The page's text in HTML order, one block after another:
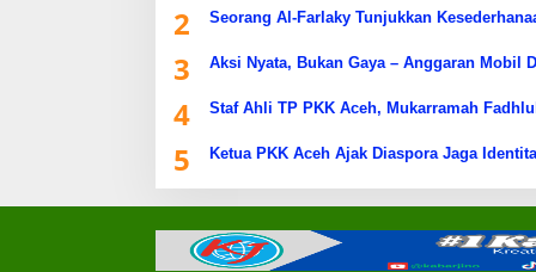
2 Seorang Al-Farlaky Tunjukkan
3 Aksi Nyata, Bukan Gaya – Anggaran Mobil
4 Staf Ahli TP PKK Aceh, Mukarramah
5 Ketua PKK Aceh Ajak Diaspora Jaga